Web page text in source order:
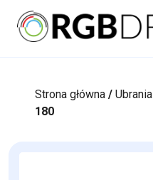
content
Strona główna /Ubrania
180